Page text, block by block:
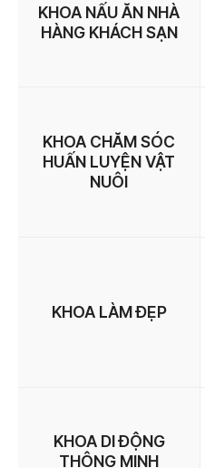
KHOA NẤU ĂN NHÀ
HÀNG KHÁCH SẠN
KHOA CHĂM SÓC
HUẤN LUYỆN VẬT
NUÔI
KHOA LÀM ĐẸP
KHOA DI ĐỘNG
THÔNG MINH